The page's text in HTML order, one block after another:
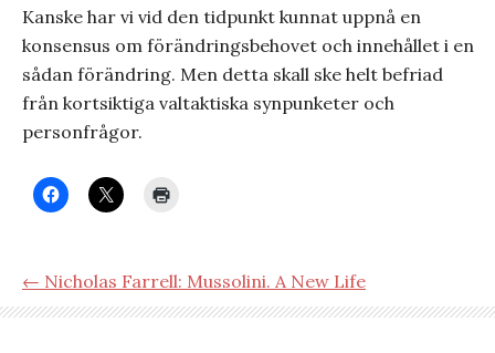
Kanske har vi vid den tidpunkt kunnat uppnå en
konsensus om förändringsbehovet och innehållet i en
sådan förändring. Men detta skall ske helt befriad
från kortsiktiga valtaktiska synpunketer och
personfrågor.
← Nicholas Farrell: Mussolini. A New Life